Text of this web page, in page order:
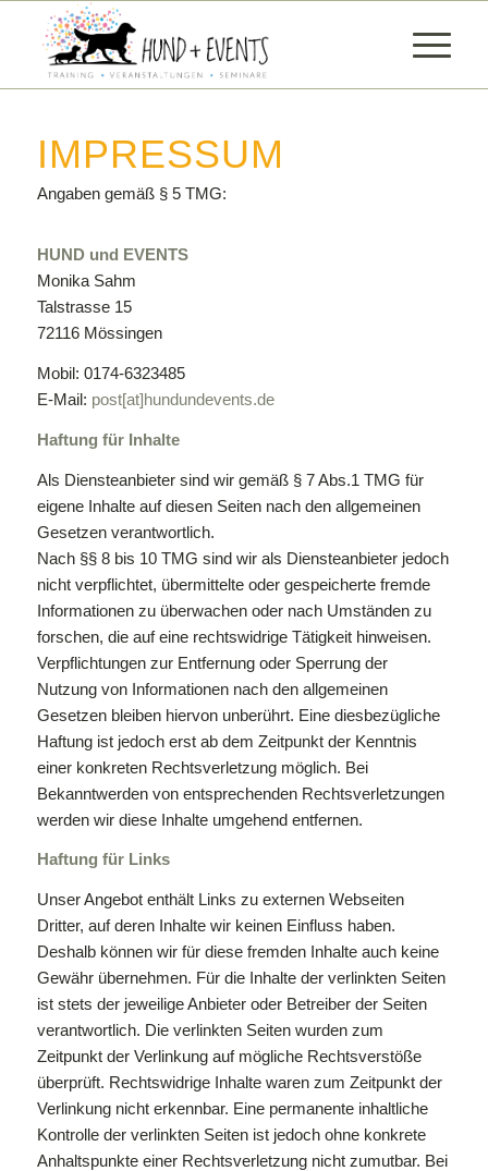
IMPRESSUM
Angaben gemäß § 5 TMG:
HUND und EVENTS
Monika Sahm
Talstrasse 15
72116 Mössingen
Mobil: 0174-6323485
E-Mail: post[at]hundundevents.de
Haftung für Inhalte
Als Diensteanbieter sind wir gemäß § 7 Abs.1 TMG für
eigene Inhalte auf diesen Seiten nach den allgemeinen
Gesetzen verantwortlich.
Nach §§ 8 bis 10 TMG sind wir als Diensteanbieter jedoch
nicht verpflichtet, übermittelte oder gespeicherte fremde
Informationen zu überwachen oder nach Umständen zu
forschen, die auf eine rechtswidrige Tätigkeit hinweisen.
Verpflichtungen zur Entfernung oder Sperrung der
Nutzung von Informationen nach den allgemeinen
Gesetzen bleiben hiervon unberührt. Eine diesbezügliche
Haftung ist jedoch erst ab dem Zeitpunkt der Kenntnis
einer konkreten Rechtsverletzung möglich. Bei
Bekanntwerden von entsprechenden Rechtsverletzungen
werden wir diese Inhalte umgehend entfernen.
Haftung für Links
Unser Angebot enthält Links zu externen Webseiten
Dritter, auf deren Inhalte wir keinen Einfluss haben.
Deshalb können wir für diese fremden Inhalte auch keine
Gewähr übernehmen. Für die Inhalte der verlinkten Seiten
ist stets der jeweilige Anbieter oder Betreiber der Seiten
verantwortlich. Die verlinkten Seiten wurden zum
Zeitpunkt der Verlinkung auf mögliche Rechtsverstöße
überprüft. Rechtswidrige Inhalte waren zum Zeitpunkt der
Verlinkung nicht erkennbar. Eine permanente inhaltliche
Kontrolle der verlinkten Seiten ist jedoch ohne konkrete
Anhaltspunkte einer Rechtsverletzung nicht zumutbar. Bei